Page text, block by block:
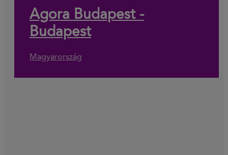
Agora Budapest -
Budapest
Magyarország